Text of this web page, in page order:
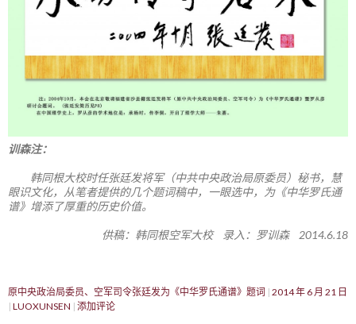
训森注：
韩同根大校时任张廷发将军（中共中央政治局原委员）秘书，慧
眼识文化，从笔者提供的几个题词稿中，一眼选中，为《中华罗氏通
谱》增添了厚重的历史价值。
供稿：韩同根空军大校 录入：罗训森 2014.6.18
原中央政治局委员、空军司令张廷发为《中华罗氏通谱》题词 2014 年 6 月 21 日
LUOXUNSEN 添加评论